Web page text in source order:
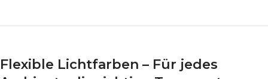
Flexible Lichtfarben – Für jedes